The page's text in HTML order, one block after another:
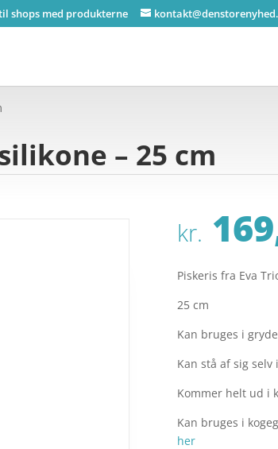
shops med produkterne
– 25 cm
kr.
Piskeris fra Eva
25 cm
Kan bruges i
Kan stå af sig selv
Kommer helt ud i
Kan bruges i
her